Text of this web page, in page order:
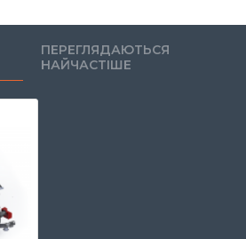
ПЕРЕГЛЯДАЮТЬСЯ
НАЙЧАСТІШЕ